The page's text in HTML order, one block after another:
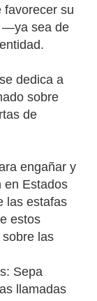
favorecer su
―ya sea de
dedica a
sobre
de
engañar y
en Estados
las estafas
estos
las
Sepa
llamadas